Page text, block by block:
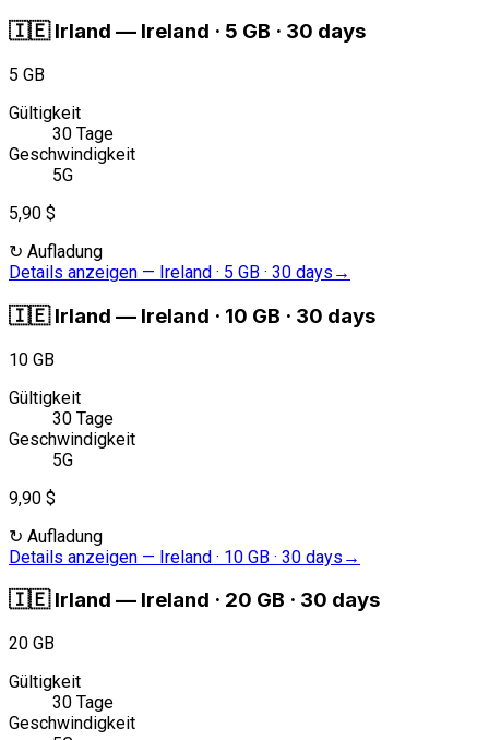
🇮🇪 Irland — Ireland · 5 GB · 30 days
5 GB
Gültigkeit
30 Tage
Geschwindigkeit
5G
5,90 $
↻ Aufladung
Details anzeigen — Ireland · 5 GB · 30 days →
🇮🇪 Irland — Ireland · 10 GB · 30 days
10 GB
Gültigkeit
30 Tage
Geschwindigkeit
5G
9,90 $
↻ Aufladung
Details anzeigen — Ireland · 10 GB · 30 days →
🇮🇪 Irland — Ireland · 20 GB · 30 days
20 GB
Gültigkeit
30 Tage
Geschwindigkeit